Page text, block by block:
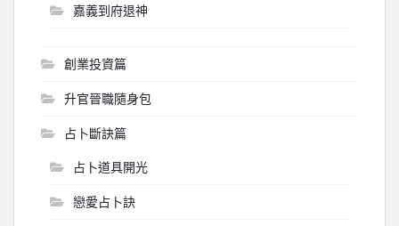
嘉義到府退神
創業投資篇
升官晉職隨身包
占卜斷訣篇
占卜道具開光
戀愛占卜訣